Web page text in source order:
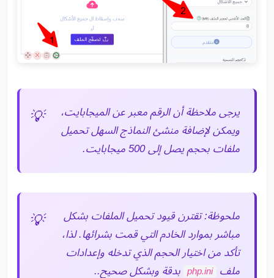
يرجى ملاحظة أن الرقم معبر عن الميجابايت،
ويمكن لإضافة منشئ النماذج السهل تحميل
ملفات بحجم يصل إلى 500 ميجابايت.
ملحوظة: تقترن قيود تحميل الملفات بشكل
مباشر بموارد الخادم التي قمت بشرائها. لذا،
تأكد من اختيار الحجم الذي تدخله وإعدادات
ملف
php.ini بدقة وبشكل صحيح..